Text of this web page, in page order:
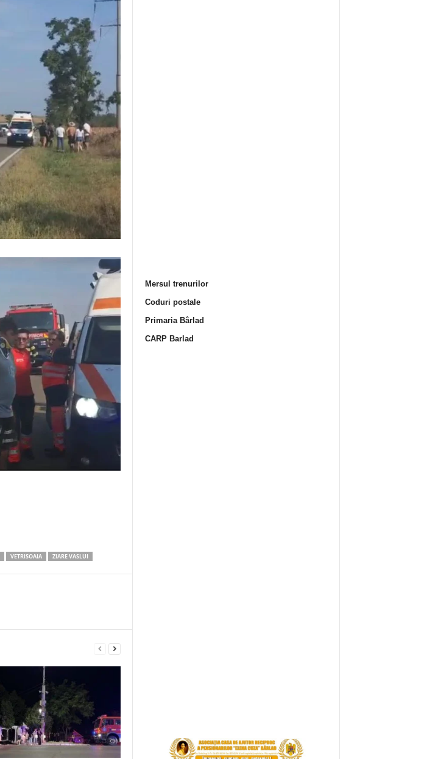
VETRISOAIA ZIARE VASLUI
Mersul trenurilor
Coduri postale
Primaria Bârlad
CARP Barlad